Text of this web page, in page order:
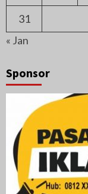
31
« Jan
Sponsor